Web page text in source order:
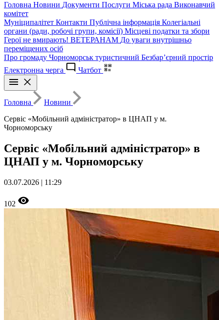
Головна Новини Документи Послуги Міська рада Виконавчий
комітет
Муніципалітет Контакти Публічна інформація Колегіальні
органи (ради, робочі групи, комісії) Місцеві податки та збори
Герої не вмирають! ВЕТЕРАНАМ До уваги внутрішньо
переміщених осіб
Про громаду Чорноморськ туристичний Безбар’єрний простір
Електронна черга
Чатбот
Головна
Новини
Сервіс «Мобільний адміністратор» в ЦНАП у м.
Чорноморську
Сервіс «Мобільний адміністратор» в
ЦНАП у м. Чорноморську
03.07.2026 | 11:29
102